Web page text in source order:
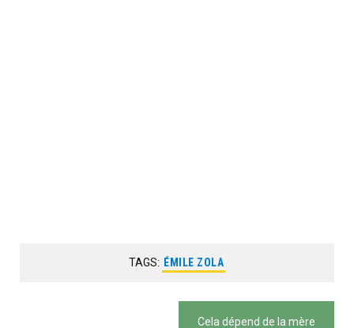
TAGS: ÉMILE ZOLA
Cela dépend de la mère